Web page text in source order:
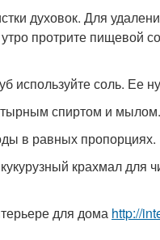
духовок. Для
протрите пищевой
используйте соль. Ее
спиртом и мылом.
в равных пропорциях.
крахмал для
для дома http://